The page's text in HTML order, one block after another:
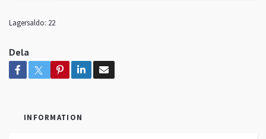
Lagersaldo: 22
Dela
INFORMATION